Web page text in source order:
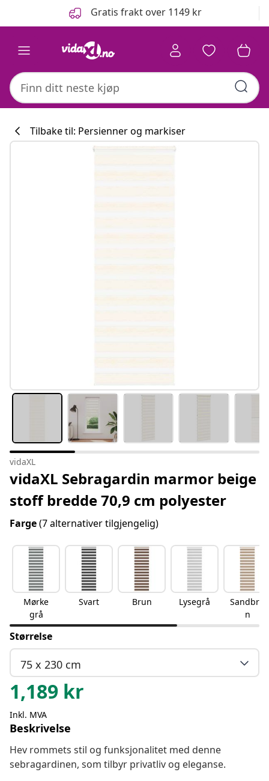
Gratis frakt over 1149 kr
Tilbake til: Persienner og markiser
vidaXL
vidaXL Sebragardin marmor beige
stoff bredde 70,9 cm polyester
Farge(7 alternativer tilgjengelig)
Mørke
grå
Svart Brun Lysegrå
Sandbru
n
Størrelse
75 x 230 cm
1,189 kr
Inkl. MVA
Beskrivelse
Hev rommets stil og funksjonalitet med denne
sebragardinen, som tilbyr privatliv og eleganse.